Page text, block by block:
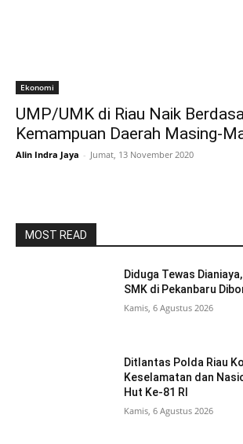
Ekonomi
UMP/UMK di Riau Naik
Kemampuan Daerah Masing-
Alin Indra Jaya - Jumat, 13 November 2020
MOST READ
Diduga Tewas
SMK di Pekanbaru
Kamis, 6 Agustus 2026
Ditlantas Polda Riau
Keselamatan dan
Hut Ke-81 RI
Kamis, 6 Agustus 2026